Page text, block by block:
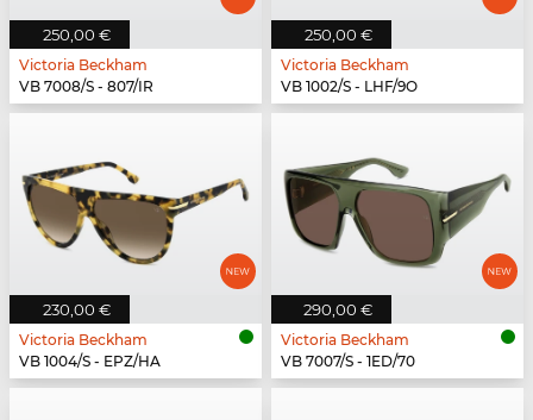
250,00 €
Victoria Beckham
VB 7008/S - 807/IR
250,00 €
Victoria Beckham
VB 1002/S - LHF/9O
230,00 €
Victoria Beckham
VB 1004/S - EPZ/HA
290,00 €
Victoria Beckham
VB 7007/S - 1ED/70